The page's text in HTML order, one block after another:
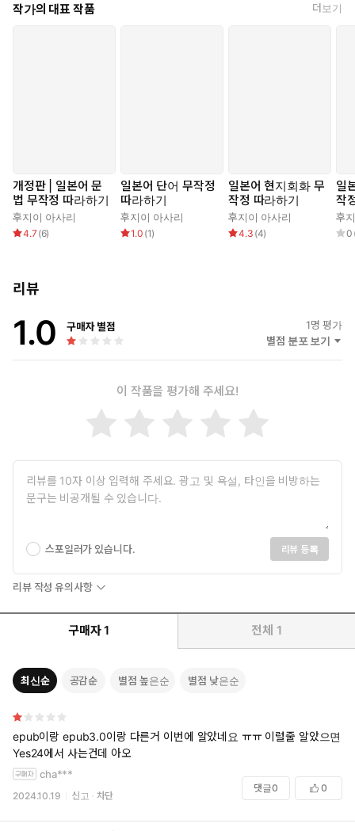
작가의 대표 작품 더보기
개정판 | 일본어 문
법 무작정 따라하기
후지이 아사리
4.7 (6)
일본어 단어 무작정
따라하기
후지이 아사리
1.0 (1)
일본어 현지회화 무
작정 따라하기
후지이 아사리
4.3 (4)
일
작
노
후
0
리뷰
1.0 구매자 별점 1명 평가
별점 분포 보기
이 작품을 평가해 주세요!
스포일러가 있습니다. 리뷰 등록
리뷰 작성 유의사항
구매자 1 전체 1
최신순 공감순 별점 높은순 별점 낮은순
epub이랑 epub3.0이랑 다른거 이번에 알았네요 ㅠㅠ 이럴줄 알았으면
Yes24에서 사는건데 아오
cha***
2024.10.19 신고 차단
댓글0 0